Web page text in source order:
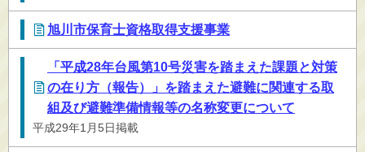
旭川市保育士資格取得支援事業
「平成28年台風第10号災害を踏まえた課題と対策
の在り方（報告）」を踏まえた避難に関連する取
組及び避難準備情報等の名称変更について
平成29年1月5日掲載